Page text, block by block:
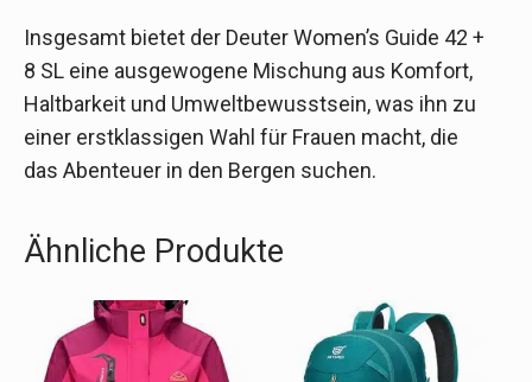
Insgesamt bietet der Deuter Women’s Guide 42 +
8 SL eine ausgewogene Mischung aus Komfort,
Haltbarkeit und Umweltbewusstsein, was ihn zu
einer erstklassigen Wahl für Frauen macht, die
das Abenteuer in den Bergen suchen.
Ähnliche Produkte